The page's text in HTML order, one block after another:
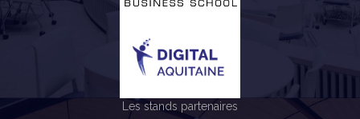
Les stands partenaires